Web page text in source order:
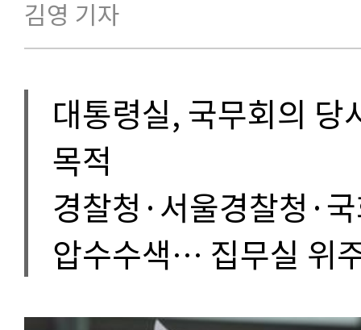
김영 기자
대통령실, 국무회의 당
목적
경찰청·서울경찰청·
압수수색… 집무실 위